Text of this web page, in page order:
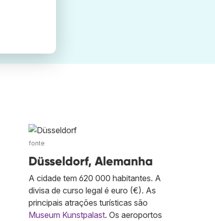
fonte
Düsseldorf, Alemanha
A cidade tem 620 000 habitantes. A
divisa de curso legal é euro (€). As
principais atrações turísticas são
Museum Kunstpalast. Os aeroportos